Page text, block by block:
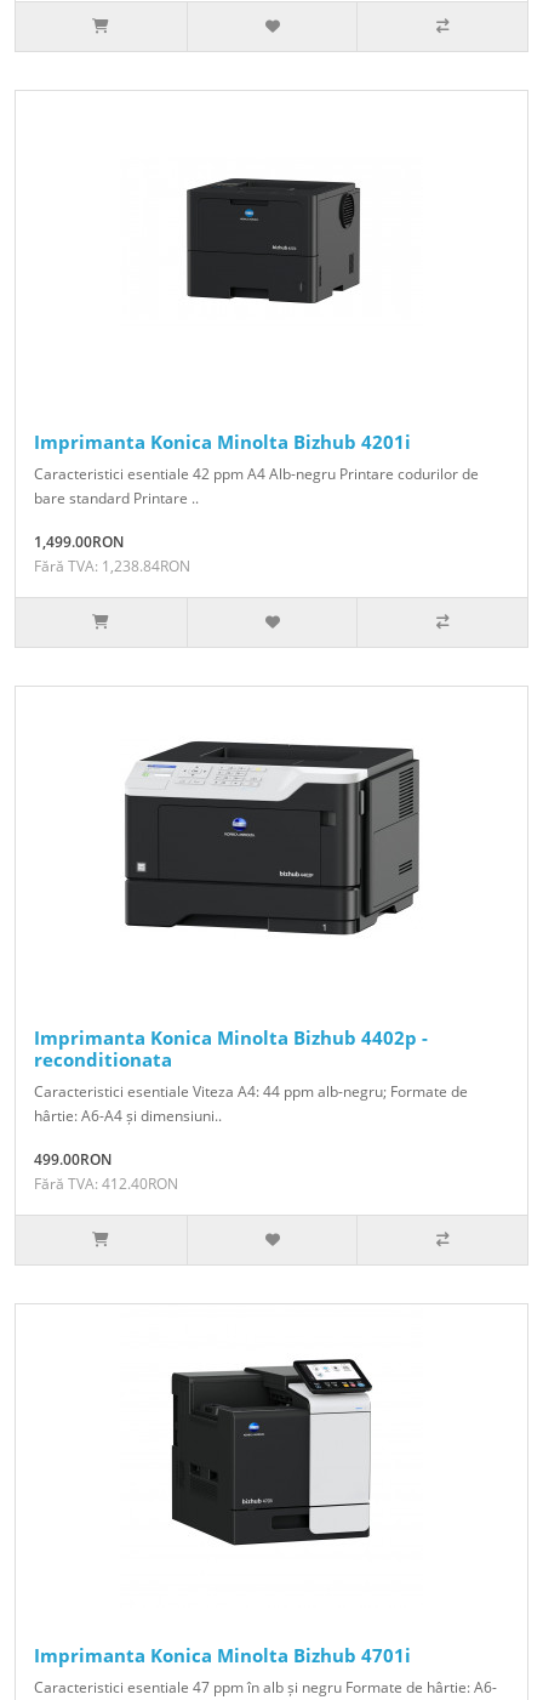
Imprimanta Konica Minolta Bizhub 4201i
Caracteristici esentiale 42 ppm A4 Alb-negru Printare codurilor de
bare standard Printare ..
1,499.00RON
Fără TVA: 1,238.84RON
Imprimanta Konica Minolta Bizhub 4402p -
reconditionata
Caracteristici esentiale Viteza A4: 44 ppm alb-negru; Formate de
hârtie: A6-A4 și dimensiuni..
499.00RON
Fără TVA: 412.40RON
Imprimanta Konica Minolta Bizhub 4701i
Caracteristici esentiale 47 ppm în alb și negru Formate de hârtie: A6-